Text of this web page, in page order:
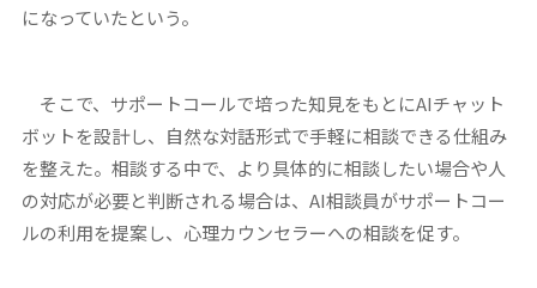
になっていたという。
そこで、サポートコールで培った知見をもとにAIチャット
ボットを設計し、自然な対話形式で手軽に相談できる仕組み
を整えた。相談する中で、より具体的に相談したい場合や人
の対応が必要と判断される場合は、AI相談員がサポートコー
ルの利用を提案し、心理カウンセラーへの相談を促す。